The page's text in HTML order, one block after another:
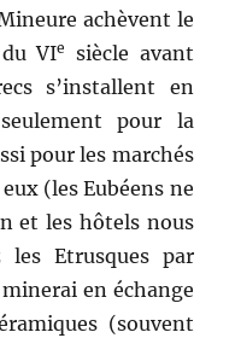
achèvent le
VIe
siècle avant
s’installent en
pour la
pour les marchés
(les Eubéens ne
et les hôtels nous
les Etrusques par
en échange
(souvent